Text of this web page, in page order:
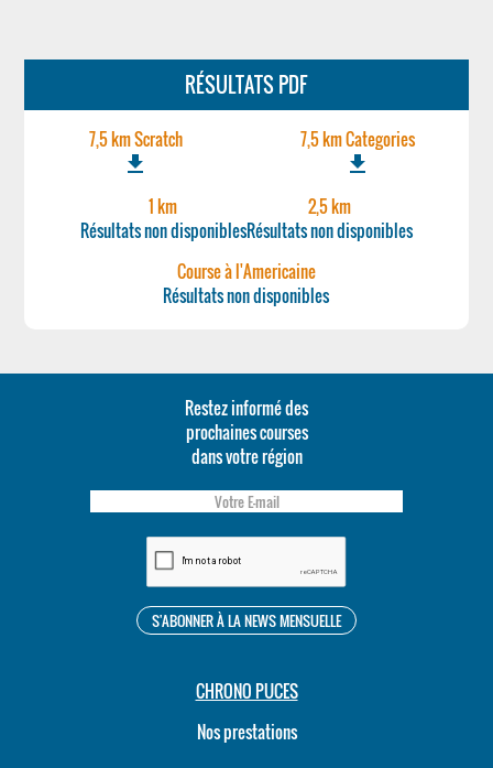
RÉSULTATS PDF
7,5 km Scratch
file_download
7,5 km Categories
file_download
1 km
Résultats non disponibles
2,5 km
Résultats non disponibles
Course à l'Americaine
Résultats non disponibles
Restez informé des
prochaines courses
dans votre région
CHRONO PUCES
Nos prestations